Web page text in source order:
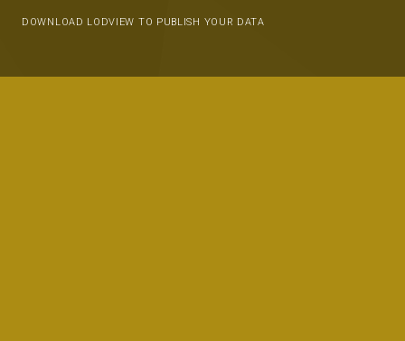
DOWNLOAD LODVIEW TO PUBLISH YOUR DATA